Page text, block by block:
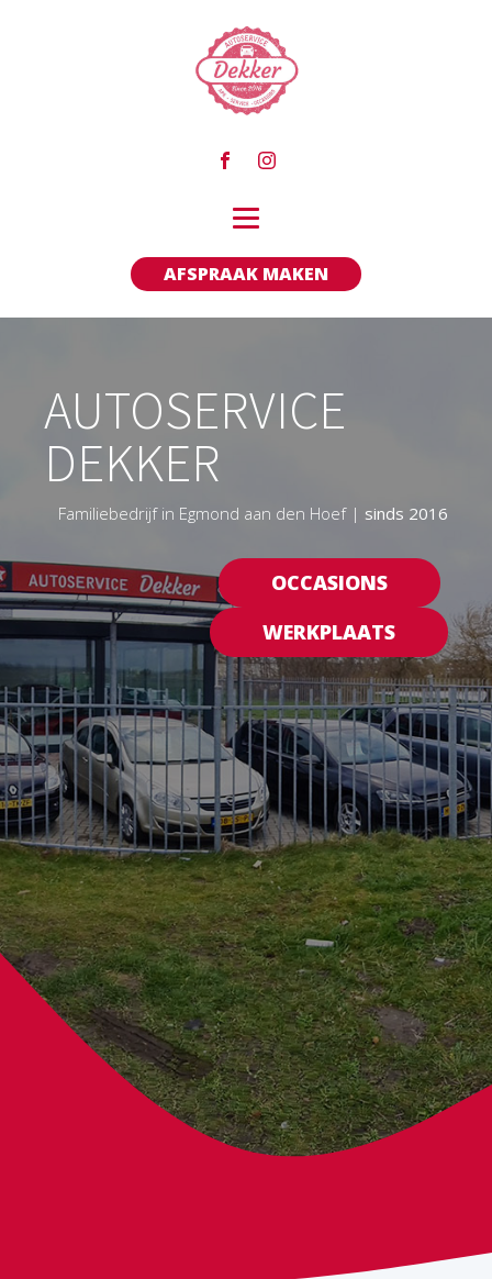
AFSPRAAK MAKEN
AUTOSERVICE
DEKKER
Familiebedrijf in Egmond aan den Hoef | sinds 2016
OCCASIONS
WERKPLAATS